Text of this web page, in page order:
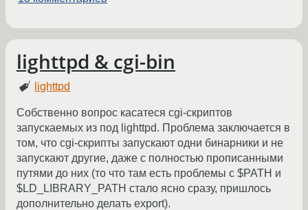
lighttpd & cgi-bin
lighttpd
Собственно вопрос касатеся cgi-скриптов
запускаемых из под lighttpd. Проблема заключается в
том, что cgi-скрипты запускают одни бинарники и не
запускают другие, даже с полностью прописанными
путями до них (то что там есть проблемы с $PATH и
$LD_LIBRARY_PATH стало ясно сразу, пришлось
дополнительно делать export).